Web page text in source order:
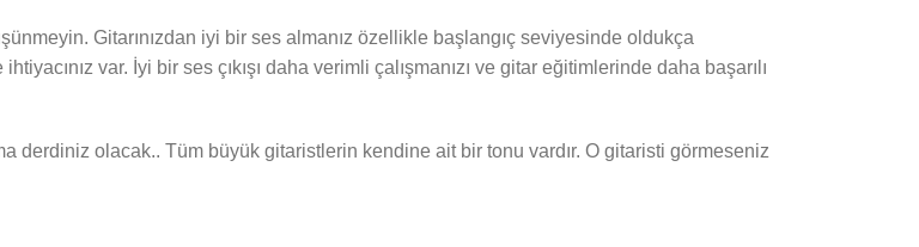
Gitarınızdan iyi bir ses almanız özellikle başlangıç seviyesinde oldukça
var. İyi bir ses çıkışı daha verimli çalışmanızı ve gitar eğitimlerinde daha başarılı
derdiniz olacak.. Tüm büyük gitaristlerin kendine ait bir tonu vardır. O gitaristi görmeseniz